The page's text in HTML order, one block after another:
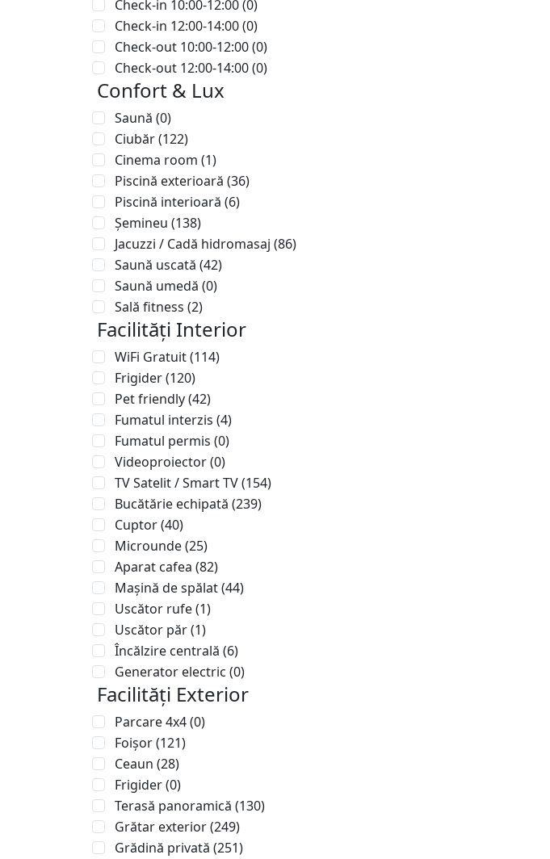
Check-in 10:00-12:00(0)
Check-in 12:00-14:00(0)
Check-out 10:00-12:00(0)
Check-out 12:00-14:00(0)
Confort & Lux
Saună (0)
Ciubăr(122)
Cinema room (1)
Piscină exterioară (36)
Piscină interioară (6)
Șemineu (138)
Jacuzzi / Cadă hidromasaj (86)
Saună uscată (42)
Saună umedă (0)
Sală fitness (2)
Facilități Interior
WiFi Gratuit(114)
Frigider(120)
Pet friendly(42)
Fumatul interzis (4)
Fumatul permis (0)
Videoproiector(0)
TV Satelit / Smart TV(154)
Bucătărie echipată (239)
Cuptor(40)
Microunde(25)
Aparat cafea (82)
Mașină de spălat(44)
Uscător rufe(1)
Uscător păr(1)
Încălzire centrală (6)
Generator electric (0)
Facilități Exterior
Parcare 4x4(0)
Foișor(121)
Ceaun (28)
Frigider(0)
Terasă panoramică (130)
Grătar exterior(249)
Grădină privată (251)